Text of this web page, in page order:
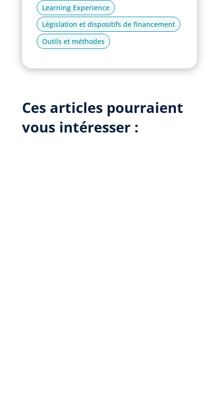
Learning Experience
Législation et dispositifs de financement
Outils et méthodes
Ces articles pourraient
vous intéresser :